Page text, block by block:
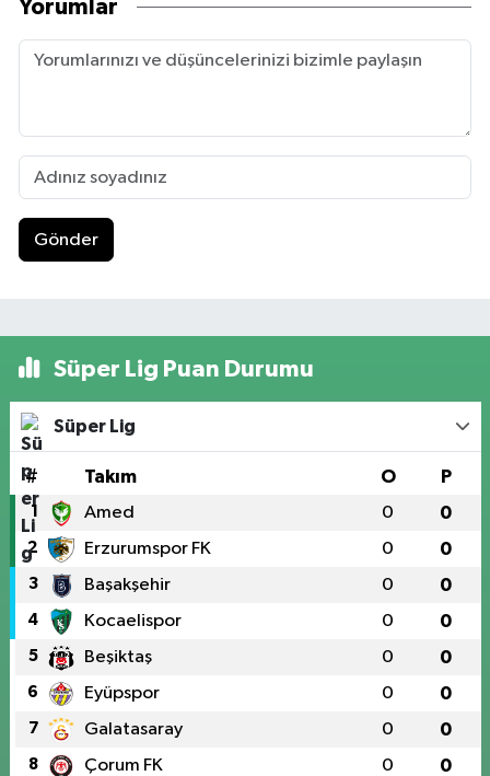
Yorumlar
Gönder
Süper Lig Puan Durumu
Süper Lig
# Takım O P
1 Amed 0 0
2 Erzurumspor FK 0 0
3 Başakşehir 0 0
4 Kocaelispor 0 0
5 Beşiktaş 0 0
6 Eyüpspor 0 0
7 Galatasaray 0 0
8 Çorum FK 0 0